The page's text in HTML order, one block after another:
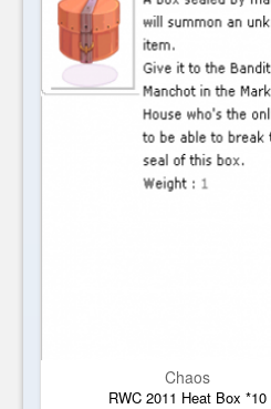
Chaos
RWC 2011 Heat Box *10